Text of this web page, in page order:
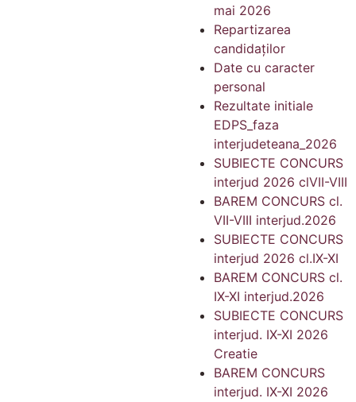
mai 2026
Repartizarea
candidaților
Date cu caracter
personal
Rezultate initiale
EDPS_faza
interjudeteana_2026
SUBIECTE CONCURS
interjud 2026 clVII-VIII
BAREM CONCURS cl.
VII-VIII interjud.2026
SUBIECTE CONCURS
interjud 2026 cl.IX-XI
BAREM CONCURS cl.
IX-XI interjud.2026
SUBIECTE CONCURS
interjud. IX-XI 2026
Creatie
BAREM CONCURS
interjud. IX-XI 2026